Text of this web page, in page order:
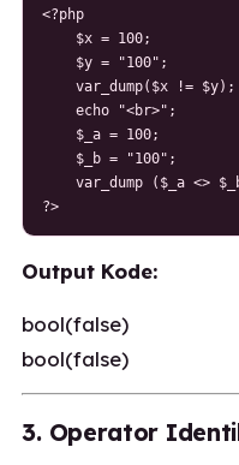
<?php
    $x = 100;
    $y = "100";
var_dump($x !=
    echo "<br>";
    $_a = 100;
    $_b = "100";
var_dump ($_a <>
?>
Output Kode:
bool(false)
bool(false)
3. Operator